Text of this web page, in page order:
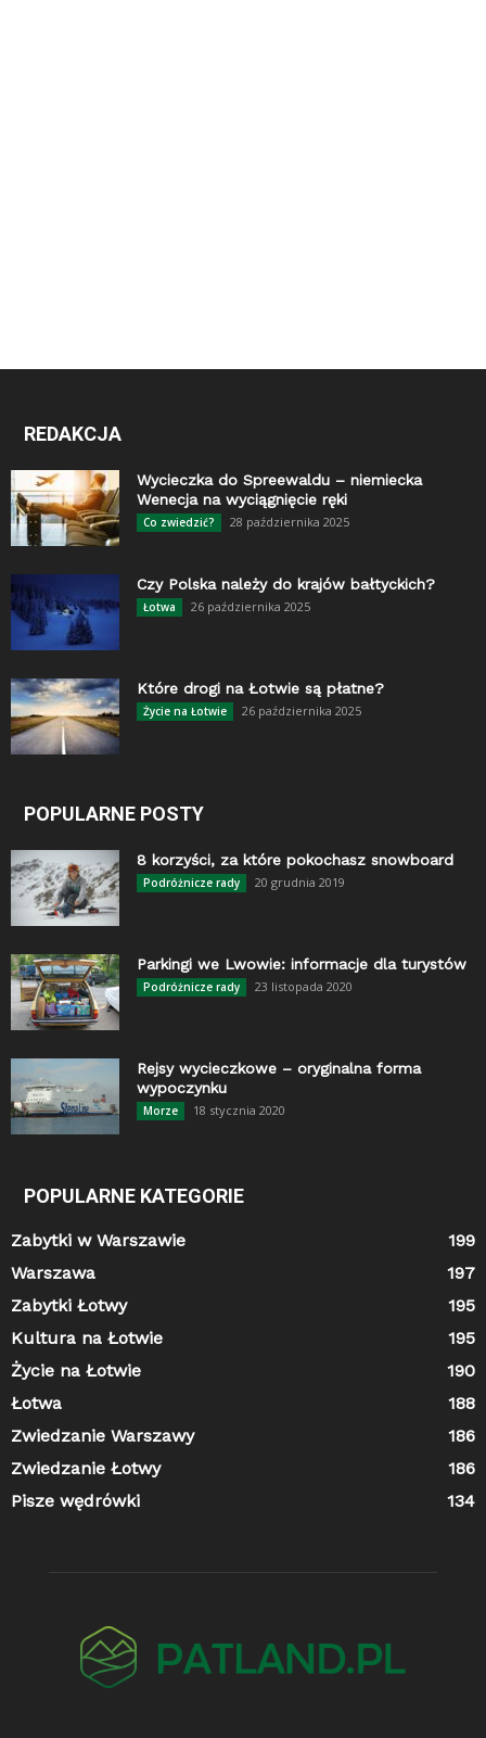
REDAKCJA
Wycieczka do Spreewaldu – niemiecka
Wenecja na wyciągnięcie ręki
Co zwiedzić? 28 października 2025
Czy Polska należy do krajów bałtyckich?
Łotwa 26 października 2025
Które drogi na Łotwie są płatne?
Życie na Łotwie 26 października 2025
POPULARNE POSTY
8 korzyści, za które pokochasz snowboard
Podróżnicze rady 20 grudnia 2019
Parkingi we Lwowie: informacje dla turystów
Podróżnicze rady 23 listopada 2020
Rejsy wycieczkowe – oryginalna forma
wypoczynku
Morze 18 stycznia 2020
POPULARNE KATEGORIE
Zabytki w Warszawie
199
Warszawa
197
Zabytki Łotwy
195
Kultura na Łotwie
195
Życie na Łotwie
190
Łotwa
188
Zwiedzanie Warszawy
186
Zwiedzanie Łotwy
186
Pisze wędrówki
134